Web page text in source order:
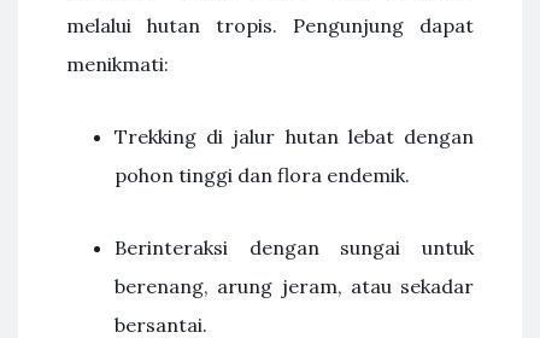
melalui hutan tropis. Pengunjung dapat
menikmati:
Trekking di jalur hutan lebat dengan
pohon tinggi dan flora endemik.
Berinteraksi dengan sungai untuk
berenang, arung jeram, atau sekadar
bersantai.